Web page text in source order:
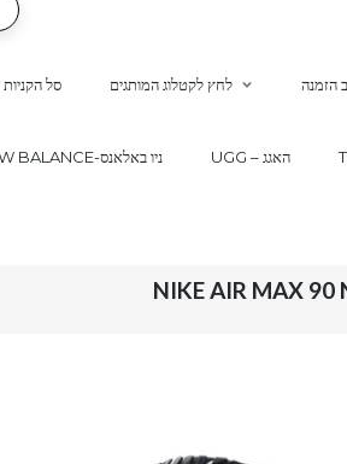
סל הקניות לחץ לקטלוג המותגים הזמנה
NEW BALANCE-ניו באלאנס UGG – האגג
NIKE AIR MAX 90